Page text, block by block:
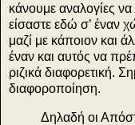
κάνουμε αναλογίες
είσαστε εδώ σ’ έναν
μαζί με κάποιον και
έναν και αυτός να
ριζικά διαφορετική.
διαφοροποίηση.
Δηλαδή οι